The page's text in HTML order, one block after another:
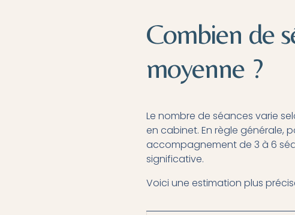
Combien de
moyenne ?
Le nombre de séances varie
en cabinet. En règle générale,
accompagnement de 3 à 6
significative.
Voici une estimation plus